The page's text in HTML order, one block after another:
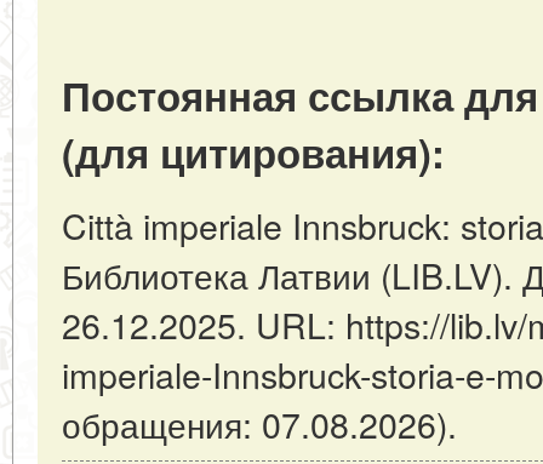
Постоянная ссылка
(для цитирования):
Città imperiale Innsbruck:
Библиотека Латвии (LIB.LV).
26.12.2025. URL: https://
imperiale-Innsbruck-storia-e-
обращения: 07.08.2026).